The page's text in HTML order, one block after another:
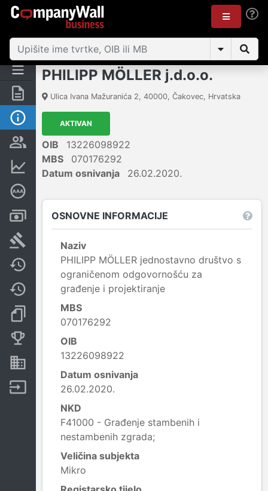
Sažetak
Osobe i vlasništvo
Računi i blokade
Sudske objave
Javne nabavke
Promjene
Dokumenti i objave
Konkurentske tvrtke
Nekretnine i imovina
PHILIPP MÖLLER j.d.o.o.
Ulica Ivana Mažuranića 2, 40000, Čakovec, Hrvatska
AKTIVAN
OIB
13226098922
MBS
070176292
Datum osnivanja
26.02.2020.
OSNOVNE INFORMACIJE
Naziv
PHILIPP MÖLLER jednostavno društvo s
ograničenom odgovornošću za
građenje i projektiranje
MBS
070176292
OIB
13226098922
Datum osnivanja
26.02.2020.
NKD
F41000 - Građenje stambenih i
nestambenih zgrada;
Veličina subjekta
Mikro